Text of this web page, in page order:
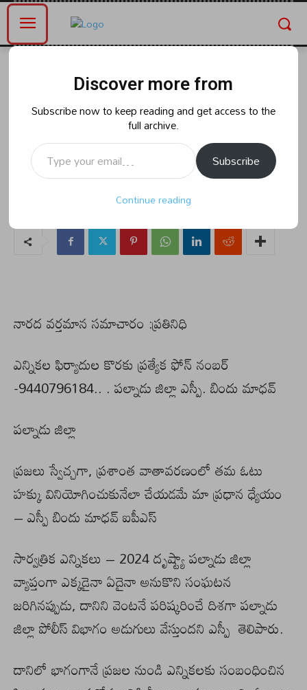
ఎన్నికల ఫిర్యాదుల కొరకు ప్రత్యేక ఫోన్
నంబర్ ఏర్పాటు చేసిన పల్నాడు జిల్లా
ఎస్పీ. బిందు మాధవ్
Friday, April 12, 2024 6:32 pm
నారద వర్తమాన సమాచారం :ప్రతినిధి
ఎన్నికల ఫిర్యాదుల కొరకు ప్రత్యేక ఫోన్ నంబర్
-9440796184.. . పల్నాడు జిల్లా ఎస్పీ. బిందు మాధవ్
పల్నాడు జిల్లా
ప్రజలు స్వేచ్చగా, ప్రశాంత వాతావరణంలో తమ ఓటు
హక్కు వినియోగించుకునేలా చేయడమే మా ప్రధాన ధ్యేయం
– ఎస్పీ బిందు మాధవ్ ఐపీఎస్
సార్వత్రిక ఎన్నికలు – 2024 దృష్ట్యా పల్నాడు జిల్లా
వ్యాప్తంగా ఎక్కడైనా ఏదైనా అనుకొని సంఘటన
జరిగినప్పుడు, దానిని వెంటనే పరిష్కరించే దిశగా పల్నాడు
జిల్లా పోలీస్ విభాగం అడుగులు వేస్తుందని ఎస్పీ తెలిపారు.
దానిలో భాగంగానే ప్రజల నుండి ఎన్నికలకు సంబంధించిన
Discover more from
Subscribe now to keep reading and get access to the
full archive.
Type your email…
Subscribe
Continue reading